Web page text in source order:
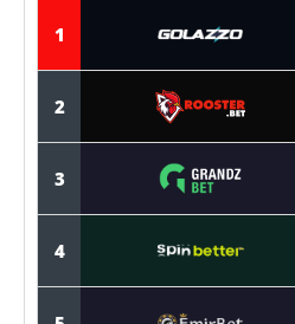
1
2
3
4